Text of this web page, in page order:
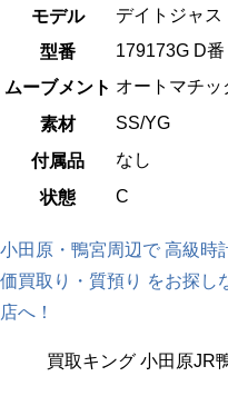
モデル
デイトジャス
型番
179173G D番
ムーブメント オートマチッ
素材
SS/YG
付属品
なし
状態
C
小田原・鴨宮周辺で 高級時
価買取り・質預り をお探し
店へ！
買取キング 小田原JR